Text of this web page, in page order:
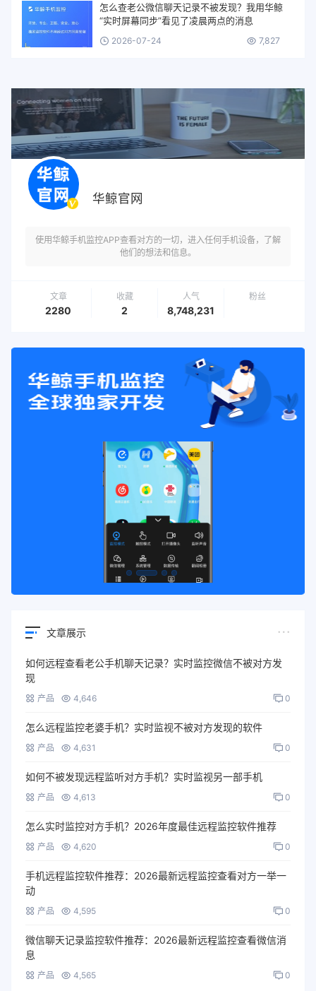
怎么查老公微信聊天记录不被发现？我用华鲸
“实时屏幕同步”看见了凌晨两点的消息
2026-07-24 7,827
华鲸官网
使用华鲸手机监控APP查看对方的一切，进入任何手机设备，了解
他们的想法和信息。
文章
2280
收藏
2
人气
8,748,231
粉丝
文章展示
如何远程查看老公手机聊天记录？实时监控微信不被对方发
现
产品 4,646 0
怎么远程监控老婆手机？实时监视不被对方发现的软件
产品 4,631 0
如何不被发现远程监听对方手机？实时监视另一部手机
产品 4,613 0
怎么实时监控对方手机？2026年度最佳远程监控软件推荐
产品 4,620 0
手机远程监控软件推荐：2026最新远程监控查看对方一举一
动
产品 4,595 0
微信聊天记录监控软件推荐：2026最新远程监控查看微信消
息
产品 4,565 0